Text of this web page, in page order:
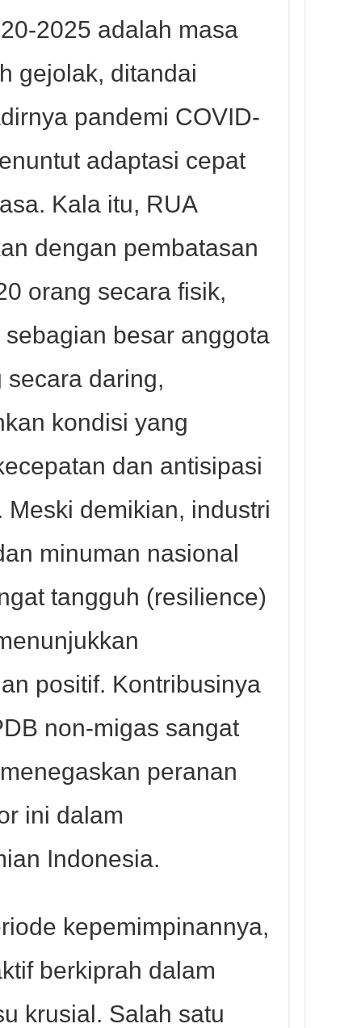
2025 adalah masa
gejolak, ditandai
pandemi COVID-
adaptasi cepat
Kala itu, RUA
dengan pembatasan
orang secara fisik,
besar anggota
secara daring,
kondisi yang
dan antisipasi
Meski demikian, industri
minuman nasional
tangguh (resilience)
positif. Kontribusinya
non-migas sangat
peranan
ini dalam
Indonesia.
kepemimpinannya,
berkiprah dalam
krusial. Salah satu